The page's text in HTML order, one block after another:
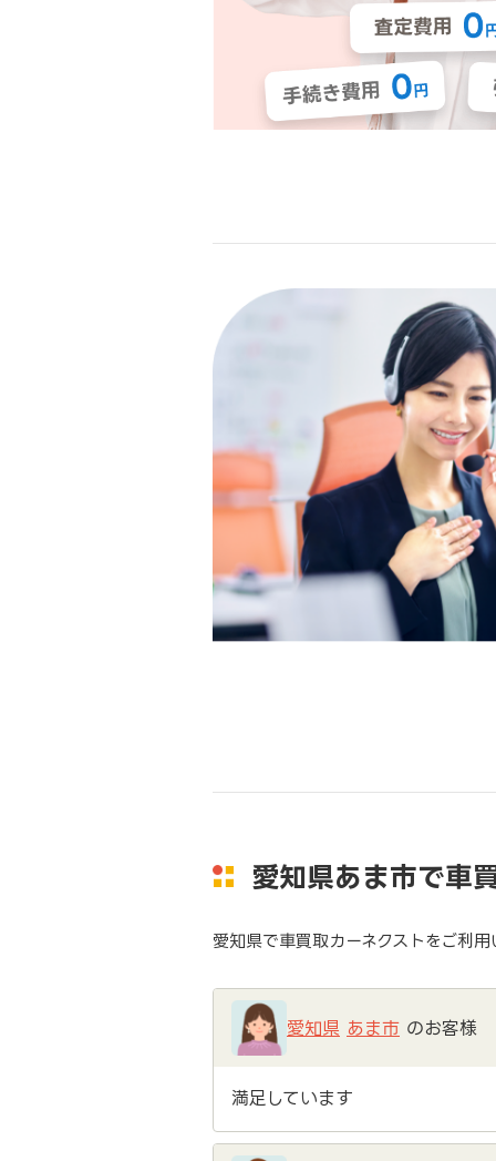
愛知県あま市で車
愛知県で車買取カーネクストをご利
愛知県 あま市 のお客様
満足しています